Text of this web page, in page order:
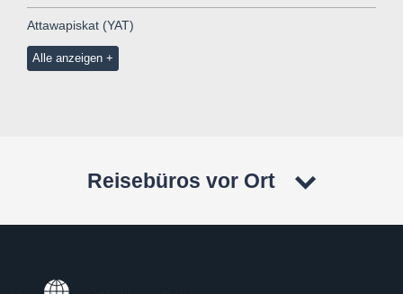
Attawapiskat (YAT)
Alle anzeigen
Reisebüros vor Ort